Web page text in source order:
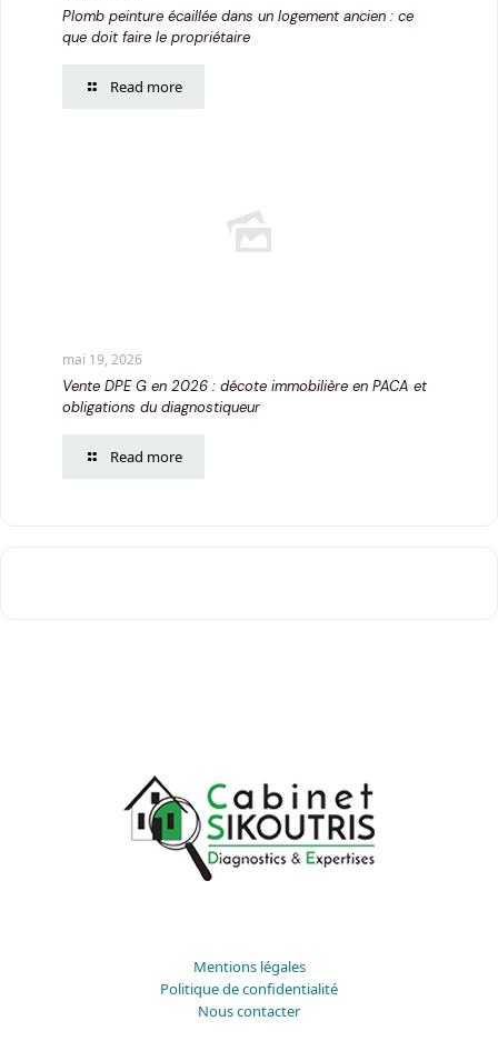
Plomb peinture écaillée dans un logement ancien : ce
que doit faire le propriétaire
Read more
mai 19, 2026
Vente DPE G en 2026 : décote immobilière en PACA et
obligations du diagnostiqueur
Read more
Mentions légales
Politique de confidentialité
Nous contacter